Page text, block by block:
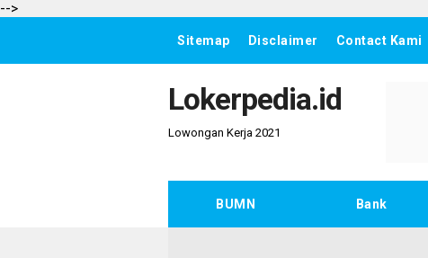
-->
Sitemap Disclaimer Contact Kami
Lokerpedia.id
Lowongan Kerja 2021
BUMN Bank